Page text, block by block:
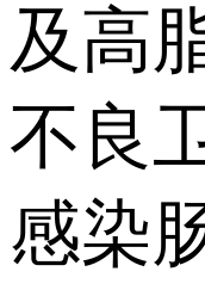
及高
不良
感染